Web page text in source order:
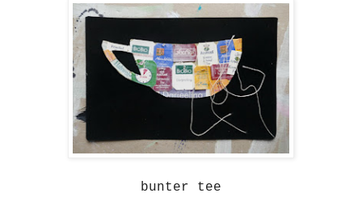
bunter tee